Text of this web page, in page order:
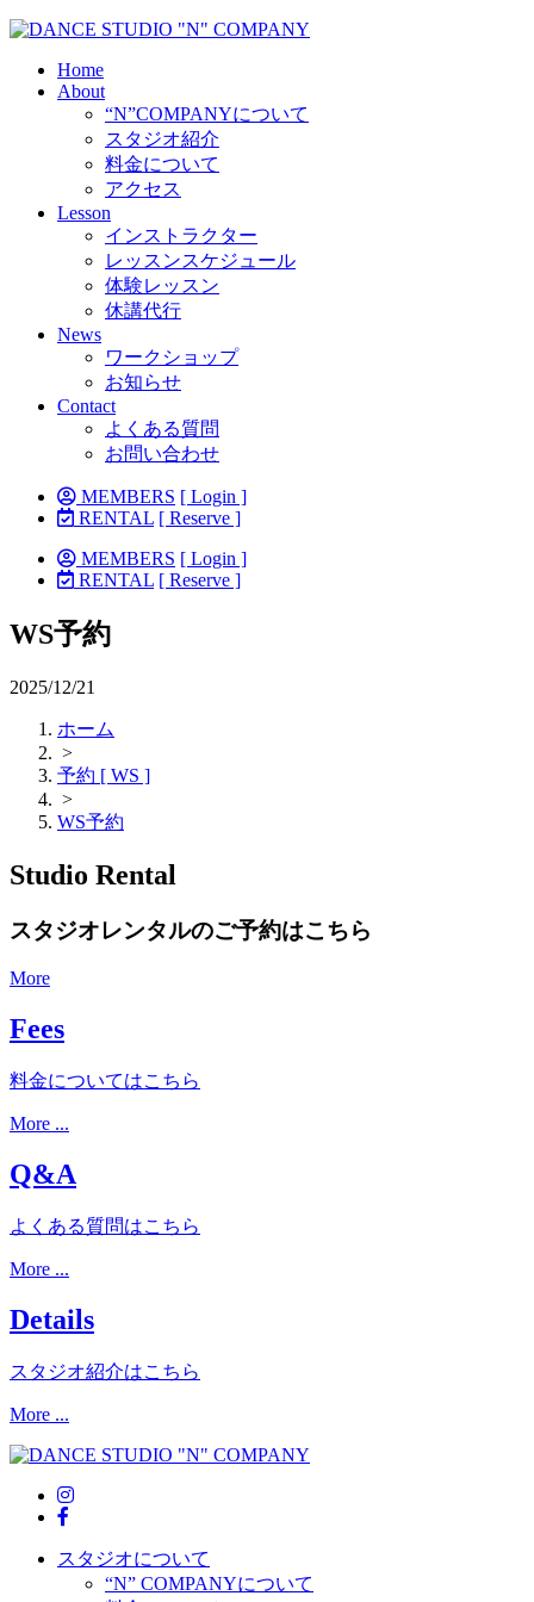
Home
About
“N”COMPANYについて
スタジオ紹介
料金について
アクセス
Lesson
インストラクター
レッスンスケジュール
体験レッスン
休講代行
News
ワークショップ
お知らせ
Contact
よくある質問
お問い合わせ
MEMBERS [ Login ]
RENTAL [ Reserve ]
MEMBERS [ Login ]
RENTAL [ Reserve ]
WS予約
2025/12/21
ホーム
>
予約 [ WS ]
>
WS予約
Studio Rental
スタジオレンタルのご予約はこちら
More
Fees
料金についてはこちら
More ...
Q&A
よくある質問はこちら
More ...
Details
スタジオ紹介はこちら
More ...
スタジオについて
“N” COMPANYについて